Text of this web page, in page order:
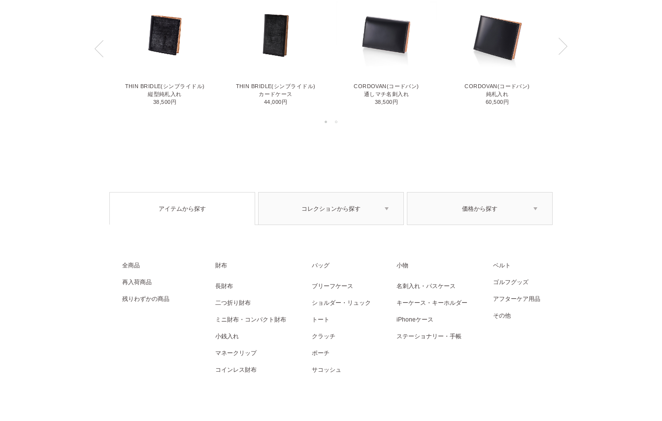
THIN BRIDLE(シンブライドル)
縦型純札入れ
38,500円
THIN BRIDLE(シンブライドル)
カードケース
44,000円
CORDOVAN(コードバン)
通しマチ名刺入れ
38,500円
CORDOVAN(コードバン)
純札入れ
60,500円
アイテムから探す コレクションから探す 価格から探す
全商品
再入荷商品
残りわずかの商品
財布
長財布
二つ折り財布
ミニ財布・コンパクト財布
小銭入れ
マネークリップ
コインレス財布
バッグ
ブリーフケース
ショルダー・リュック
トート
クラッチ
ポーチ
サコッシュ
小物
名刺入れ・パスケース
キーケース・キーホルダー
iPhoneケース
ステーショナリー・手帳
ベルト
ゴルフグッズ
アフターケア用品
その他